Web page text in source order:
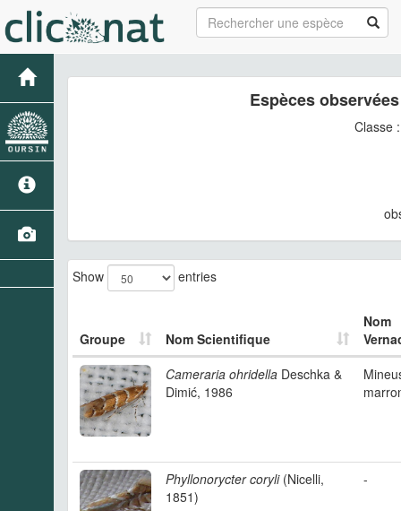
Espèces
Classe
Show entries
Groupe Nom Scientifique
Nom
Cameraria ohridella Deschka &
Dimić, 1986
Phyllonorycter coryli(Nicelli,
1851)
-